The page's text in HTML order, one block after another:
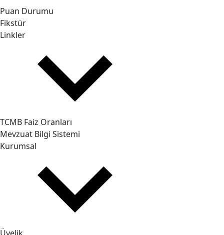
Puan Durumu
Fikstür
Linkler
TCMB Faiz Oranları
Mevzuat Bilgi Sistemi
Kurumsal